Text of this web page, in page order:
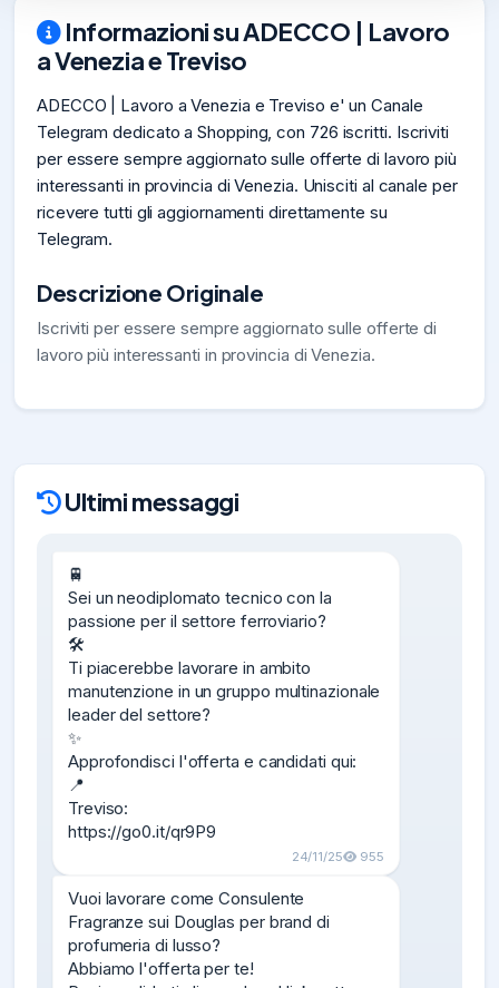
Informazioni su ADECCO | Lavoro
a Venezia e Treviso
ADECCO | Lavoro a Venezia e Treviso e' un Canale
Telegram dedicato a Shopping, con 726 iscritti. Iscriviti
per essere sempre aggiornato sulle offerte di lavoro più
interessanti in provincia di Venezia. Unisciti al canale per
ricevere tutti gli aggiornamenti direttamente su
Telegram.
Descrizione Originale
Iscriviti per essere sempre aggiornato sulle offerte di
lavoro più interessanti in provincia di Venezia.
Ultimi messaggi
🚆
Sei un neodiplomato tecnico con la
passione per il settore ferroviario?
🛠️
Ti piacerebbe lavorare in ambito
manutenzione in un gruppo multinazionale
leader del settore?
✨
Approfondisci l'offerta e candidati qui:
📍
Treviso:
https://go0.it/qr9P9
24/11/25 955
Vuoi lavorare come Consulente
Fragranze sui Douglas per brand di
profumeria di lusso?
Abbiamo l'offerta per te!